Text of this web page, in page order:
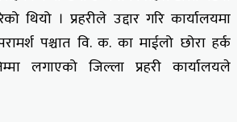
थियो । प्रहरीले उद्दार गरि कार्यालयमा
पश्चात वि. क. का माईलो छोरा हर्क
लगाएको जिल्ला प्रहरी कार्यालयले